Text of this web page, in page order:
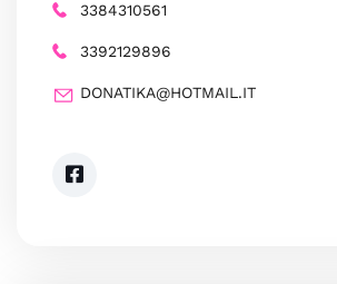
3384310561
3392129896
DONATIKA@HOTMAIL.IT